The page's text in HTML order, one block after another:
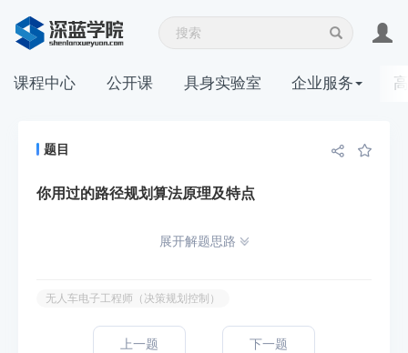
课程中心 公开课 具身实验室 企业服务
题目
你用过的路径规划算法原理及特点
展开解题思路
无人车电子工程师（决策规划控制）
上一题 下一题